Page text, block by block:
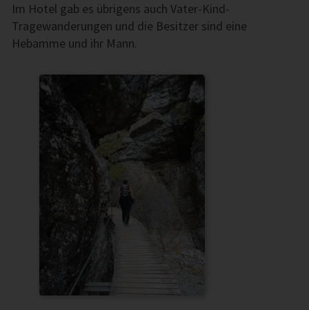
Im Hotel gab es übrigens auch Vater-Kind-
Tragewanderungen und die Besitzer sind eine
Hebamme und ihr Mann.